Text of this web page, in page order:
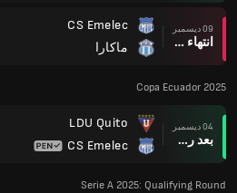
09 ديسمبر
انتهاء وقت المباراة
CS Emelec
ماكارا
Copa Ecuador 2025
04 ديسمبر
بعد ركلات الترجيح
LDU Quito
CS Emelec
Serie A 2025: Qualifying Round